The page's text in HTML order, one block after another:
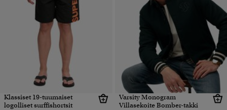
Klassiset 19-tuumaiset
logolliset surffishortsit
Varsity Monogram
Villasekoite Bomber-takki